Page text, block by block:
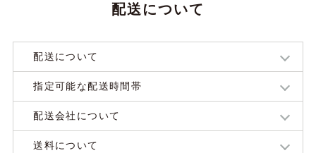
配送について
配送について
指定可能な配送時間帯
配送会社について
送料について